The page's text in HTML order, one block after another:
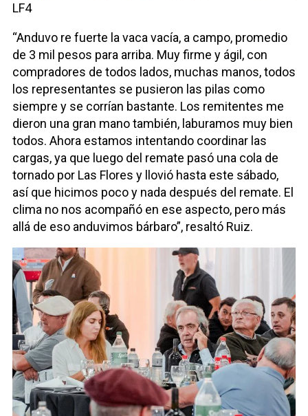
LF4
“Anduvo re fuerte la vaca vacía, a campo, promedio
de 3 mil pesos para arriba. Muy firme y ágil, con
compradores de todos lados, muchas manos, todos
los representantes se pusieron las pilas como
siempre y se corrían bastante. Los remitentes me
dieron una gran mano también, laburamos muy bien
todos. Ahora estamos intentando coordinar las
cargas, ya que luego del remate pasó una cola de
tornado por Las Flores y llovió hasta este sábado,
así que hicimos poco y nada después del remate. El
clima no nos acompañó en ese aspecto, pero más
allá de eso anduvimos bárbaro”, resaltó Ruiz.